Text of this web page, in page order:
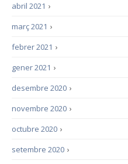
›
abril 2021
›
març 2021
›
febrer 2021
›
gener 2021
›
desembre 2020
›
novembre 2020
›
octubre 2020
›
setembre 2020